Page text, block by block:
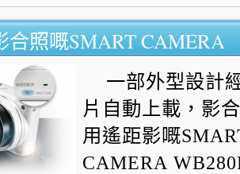
合照嘅SMART CAMERA
一部外型設計
片自動上載，影
用遙距影嘅
CAMERA